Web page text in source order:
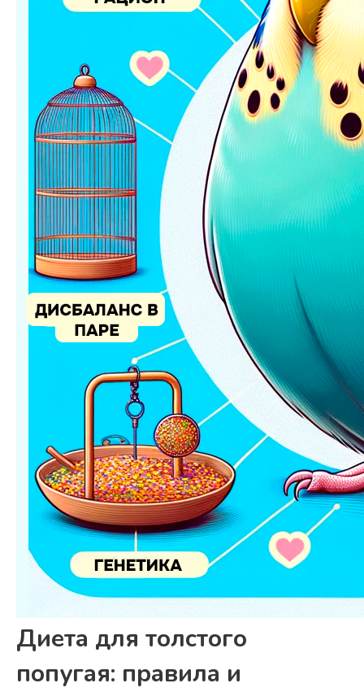
Диета для толстого
попугая: правила и